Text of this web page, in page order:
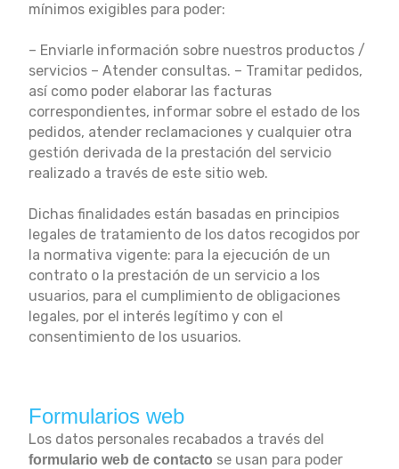
mínimos exigibles para poder:
– Enviarle información sobre nuestros productos /
servicios – Atender consultas. – Tramitar pedidos,
así como poder elaborar las facturas
correspondientes, informar sobre el estado de los
pedidos, atender reclamaciones y cualquier otra
gestión derivada de la prestación del servicio
realizado a través de este sitio web.
Dichas finalidades están basadas en principios
legales de tratamiento de los datos recogidos por
la normativa vigente: para la ejecución de un
contrato o la prestación de un servicio a los
usuarios, para el cumplimiento de obligaciones
legales, por el interés legítimo y con el
consentimiento de los usuarios.
Formularios web
Los datos personales recabados a través del
formulario web de contacto se usan para poder